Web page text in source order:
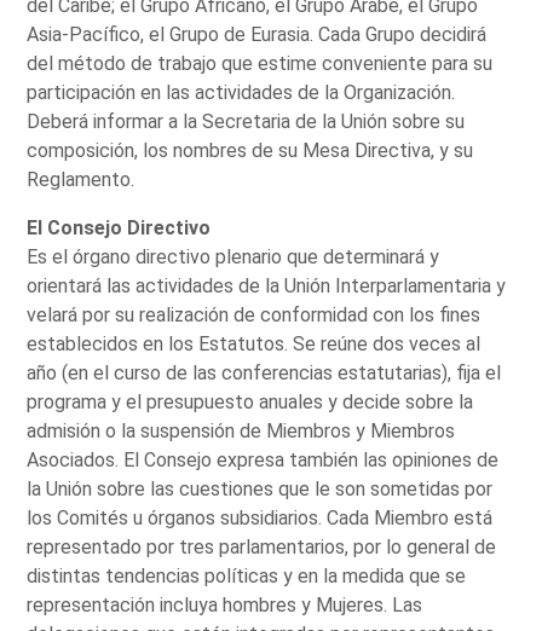
del Caribe; el Grupo Africano, el Grupo Árabe, el Grupo
Asia-Pacífico, el Grupo de Eurasia. Cada Grupo decidirá
del método de trabajo que estime conveniente para su
participación en las actividades de la Organización.
Deberá informar a la Secretaria de la Unión sobre su
composición, los nombres de su Mesa Directiva, y su
Reglamento.
El Consejo Directivo
Es el órgano directivo plenario que determinará y
orientará las actividades de la Unión Interparlamentaria y
velará por su realización de conformidad con los fines
establecidos en los Estatutos. Se reúne dos veces al
año (en el curso de las conferencias estatutarias), fija el
programa y el presupuesto anuales y decide sobre la
admisión o la suspensión de Miembros y Miembros
Asociados. El Consejo expresa también las opiniones de
la Unión sobre las cuestiones que le son sometidas por
los Comités u órganos subsidiarios. Cada Miembro está
representado por tres parlamentarios, por lo general de
distintas tendencias políticas y en la medida que se
representación incluya hombres y Mujeres. Las